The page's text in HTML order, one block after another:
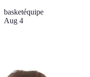
basketéquipe
Aug 4